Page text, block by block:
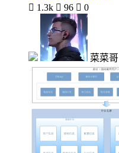
 1.3k  96  0
菜菜哥